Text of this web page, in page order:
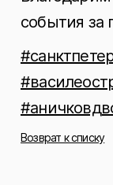
события за
Возврат к списку